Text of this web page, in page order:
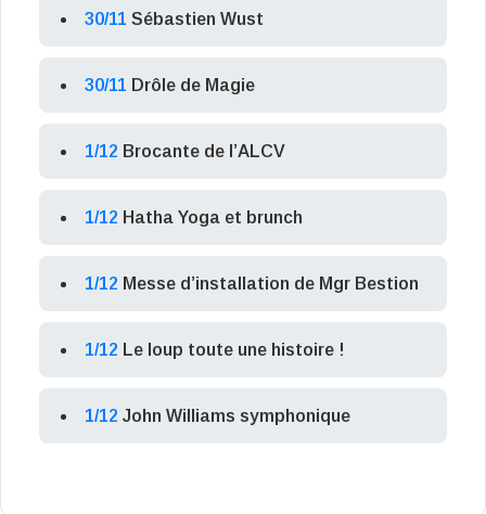
30/11 Sébastien Wust
30/11 Drôle de Magie
1/12 Brocante de l’ALCV
1/12 Hatha Yoga et brunch
1/12 Messe d’installation de Mgr Bestion
1/12 Le loup toute une histoire !
1/12 John Williams symphonique